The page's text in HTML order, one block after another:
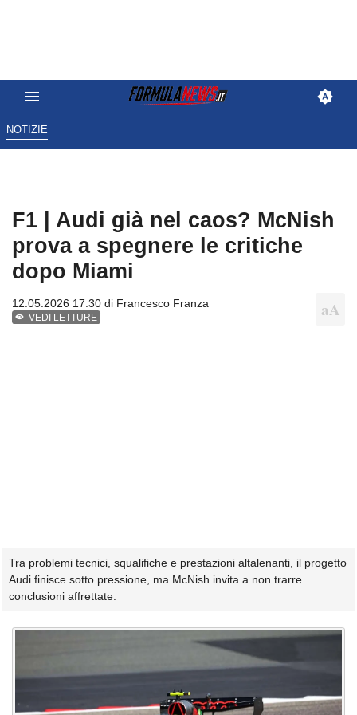
NOTIZIE
F1 | Audi già nel caos? McNish
prova a spegnere le critiche
dopo Miami
12.05.2026 17:30 di Francesco Franza
VEDI LETTURE
Tra problemi tecnici, squalifiche e prestazioni altalenanti, il progetto
Audi finisce sotto pressione, ma McNish invita a non trarre
conclusioni affrettate.